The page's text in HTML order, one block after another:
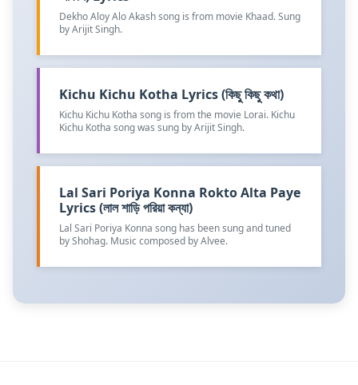
Dekho Aloy Alo Akash song is from movie Khaad. Sung
by Arijit Singh.
Kichu Kichu Kotha Lyrics (কিছু কিছু কথা)
Kichu Kichu Kotha song is from the movie Lorai. Kichu
Kichu Kotha song was sung by Arijit Singh.
Lal Sari Poriya Konna Rokto Alta Paye
Lyrics (লাল শাড়ি পরিয়া কন্যা)
Lal Sari Poriya Konna song has been sung and tuned
by Shohag. Music composed by Alvee.